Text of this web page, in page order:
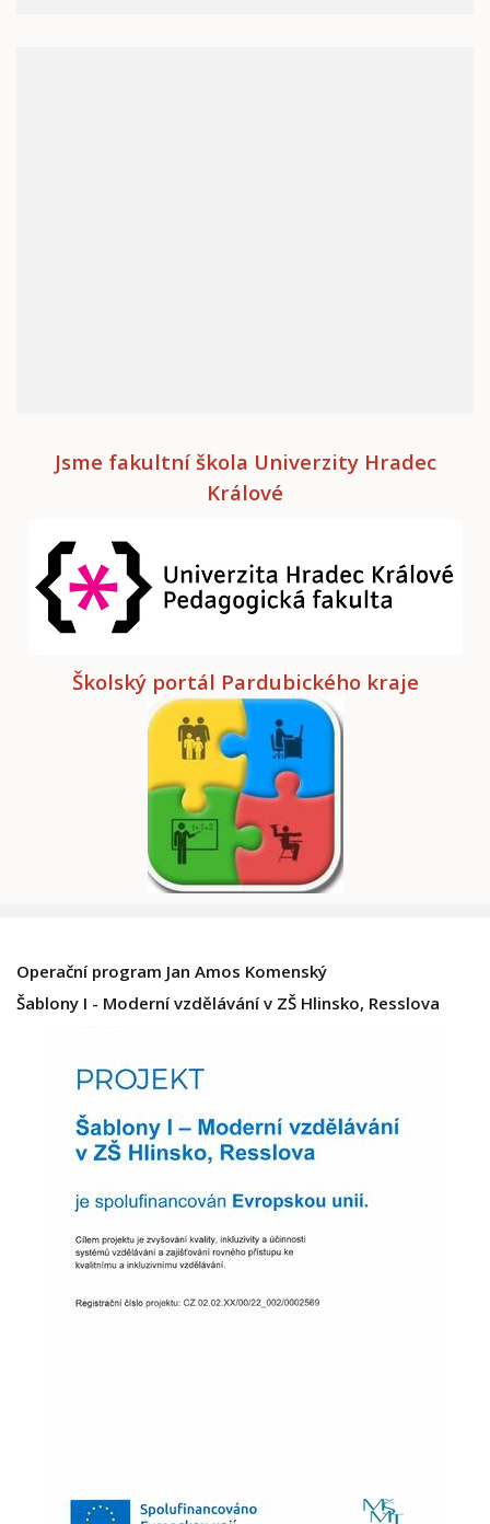
Jsme fakultní škola Univerzity Hradec
Králové
Školský portál Pardubického kraje
Operační program Jan Amos Komenský
Šablony I - Moderní vzdělávání v ZŠ Hlinsko, Resslova